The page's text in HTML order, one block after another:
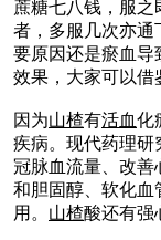
蔗糖七八钱，服之
者，多服几次亦通
要原因还是瘀血导
效果，大家可以借
因为山楂有活血化
疾病。现代药理研
冠脉血流量、改善
和胆固醇、软化血
用。 山楂酸还有强